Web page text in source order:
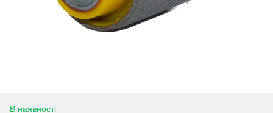
В наявності